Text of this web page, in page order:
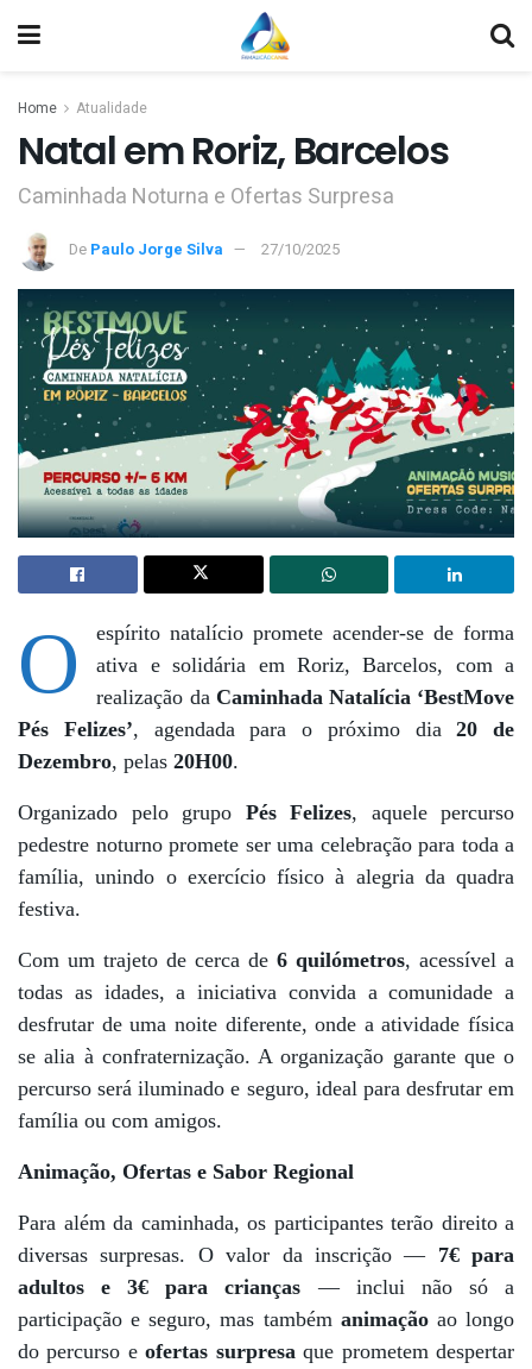
Home Atualidade
Natal em Roriz, Barcelos
Caminhada Noturna e Ofertas Surpresa
De Paulo Jorge Silva 27/10/2025
O
espírito natalício promete acender-se de forma
ativa e solidária em Roriz, Barcelos, com a
realização da Caminhada Natalícia ‘BestMove
Pés Felizes’, agendada para o próximo dia20 de
Dezembro, pelas 20H00.
Organizado pelo grupo Pés Felizes, aquele percurso
pedestre noturno promete ser uma celebração para toda a
família, unindo o exercício físico à alegria da quadra
festiva.
Com um trajeto de cerca de 6 quilómetros, acessível a
todas as idades, a iniciativa convida a comunidade a
desfrutar de uma noite diferente, onde a atividade física
se alia à confraternização. A organização garante que o
percurso será iluminado e seguro, ideal para desfrutar em
família ou com amigos.
Animação, Ofertas e Sabor Regional
Para além da caminhada, os participantes terão direito a
diversas surpresas. O valor da inscrição — 7€ para
adultos e 3€ para crianças — inclui não só a
participação e seguro, mas também animaçãoao longo
do percurso eofertas surpresa que prometem despertar